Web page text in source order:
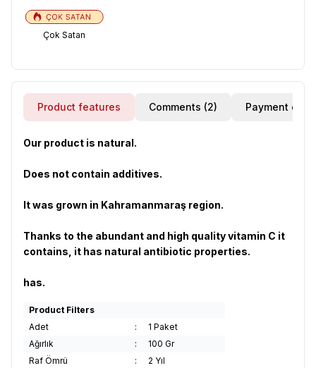
Çok Satan
Product features Comments (2) Payment
Our product is natural.
Does not contain additives.
It was grown in Kahramanmaraş region.
Thanks to the abundant and high quality vitamin C it
contains, it has natural antibiotic properties.
has.
Product Filters
Adet
:
1 Paket
Ağırlık
:
100 Gr
Raf Ömrü
:
2 Yıl